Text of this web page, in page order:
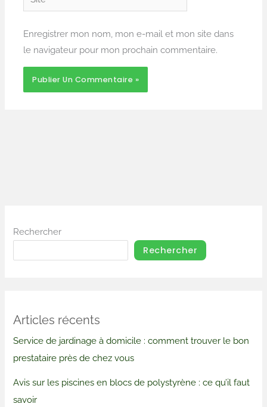
Enregistrer mon nom, mon e-mail et mon site dans
le navigateur pour mon prochain commentaire.
Rechercher
Rechercher
Articles récents
Service de jardinage à domicile : comment trouver le bon
prestataire près de chez vous
Avis sur les piscines en blocs de polystyrène : ce qu’il faut
savoir